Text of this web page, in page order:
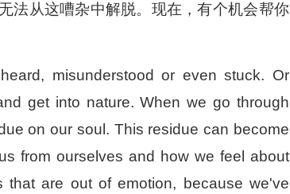
法从这嘈杂中解脱。现在，有个机会帮你
misunderstood or even stuck. Or
get into nature. When we go through
on our soul. This residue can become
from ourselves and how we feel about
that are out of emotion, because we've